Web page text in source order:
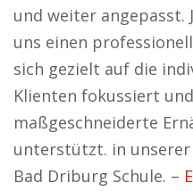
und weiter angepasst.
uns einen
sich gezielt auf die
Klienten fokussiert
maßgeschneiderte
unterstützt. in
Bad Driburg Schule. –